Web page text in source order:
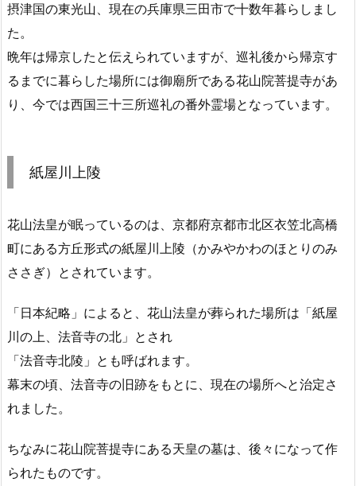
摂津国の東光山、現在の兵庫県三田市で十数年暮らしまし
た。
晩年は帰京したと伝えられていますが、巡礼後から帰京す
るまでに暮らした場所には御廟所である花山院菩提寺があ
り、今では西国三十三所巡礼の番外霊場となっています。
紙屋川上陵
花山法皇が眠っているのは、京都府京都市北区衣笠北高橋
町にある方丘形式の紙屋川上陵（かみやかわのほとりのみ
ささぎ）とされています。
「日本紀略」によると、花山法皇が葬られた場所は「紙屋
川の上、法音寺の北」とされ
「法音寺北陵」とも呼ばれます。
幕末の頃、法音寺の旧跡をもとに、現在の場所へと治定さ
れました。
ちなみに花山院菩提寺にある天皇の墓は、後々になって作
られたものです。